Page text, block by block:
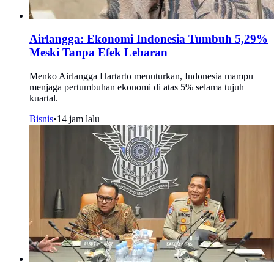
Airlangga: Ekonomi Indonesia Tumbuh 5,29%
Meski Tanpa Efek Lebaran
Menko Airlangga Hartarto menuturkan, Indonesia mampu
menjaga pertumbuhan ekonomi di atas 5% selama tujuh
kuartal.
Bisnis•14 jam lalu